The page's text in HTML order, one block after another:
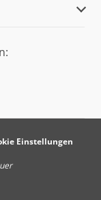
Einstellungen